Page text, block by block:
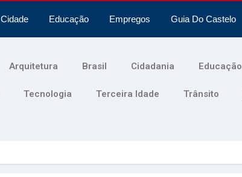
Cidade Educação Empregos Guia Do Castelo
Arquitetura Brasil Cidadania Educação
Tecnologia Terceira Idade Trânsito